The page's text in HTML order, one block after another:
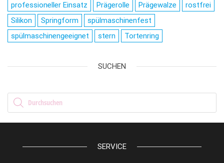
professioneller Einsatz
Prägerolle Prägewalze
rostfrei
Silikon
Springform
spülmaschinenfest
spülmaschinengeeignet
stern Tortenring
SUCHEN
Products search
SERVICE